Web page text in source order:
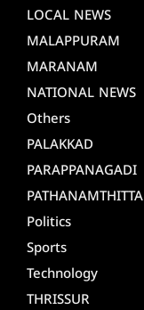
LOCAL NEWS
MALAPPURAM
MARANAM
NATIONAL NEWS
Others
PALAKKAD
PARAPPANAGADI
PATHANAMTHITTA
Politics
Sports
Technology
THRISSUR